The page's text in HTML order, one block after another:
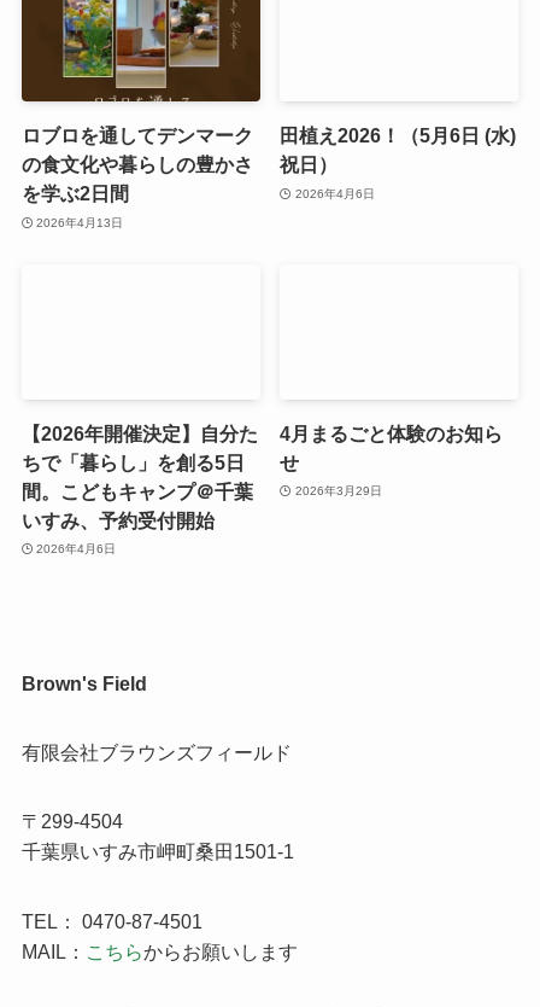
ロブロを通してデンマーク
の食文化や暮らしの豊かさ
を学ぶ2日間
2026年4月13日
田植え2026！（5月6日 (水)
祝日）
2026年4月6日
【2026年開催決定】自分た
ちで「暮らし」を創る5日
間。こどもキャンプ＠千葉
いすみ、予約受付開始
2026年4月6日
4月まるごと体験のお知ら
せ
2026年3月29日
Brown's Field
有限会社ブラウンズフィールド
〒299-4504
千葉県いすみ市岬町桑田1501-1
TEL： 0470-87-4501
MAIL：
こちらからお願いします